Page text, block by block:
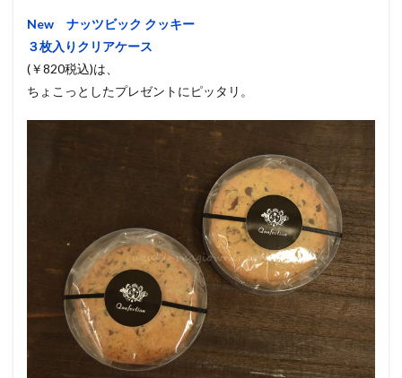
New ナッツビック クッキー
３枚入りクリアケース
(￥820税込)は、
ちょこっとしたプレゼントにピッタリ。